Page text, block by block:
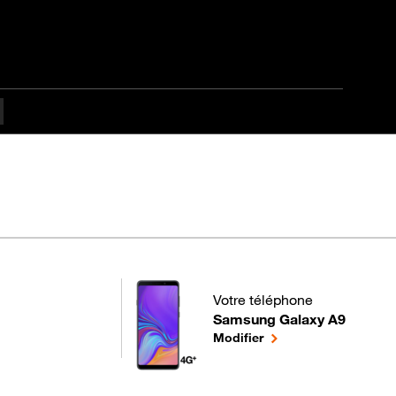
Votre téléphone
Samsung Galaxy A9
pour votre Samsung Galaxy
Modifierle téléphone